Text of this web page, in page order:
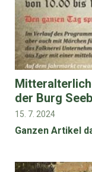
der Burg
15. 7. 2024
Ganzen Artikel